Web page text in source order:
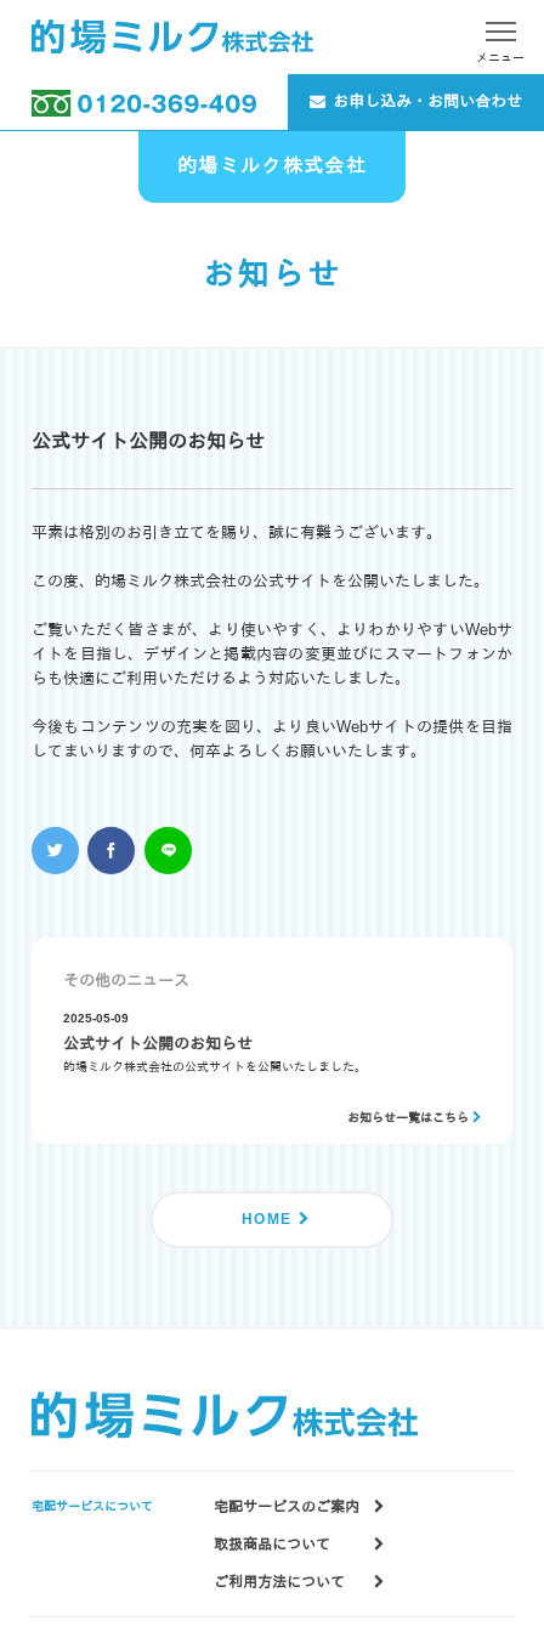
メニュー
お申し込み・お問い合わせ
的場ミルク株式会社
お知らせ
公式サイト公開のお知らせ
平素は格別のお引き立てを賜り、誠に有難うございます。
この度、的場ミルク株式会社の公式サイトを公開いたしました。
ご覧いただく皆さまが、より使いやすく、よりわかりやすいWebサ
イトを目指し、デザインと掲載内容の変更並びにスマートフォンか
らも快適にご利用いただけるよう対応いたしました。
今後もコンテンツの充実を図り、より良いWebサイトの提供を目指
してまいりますので、何卒よろしくお願いいたします。
その他のニュース
2025-05-09
公式サイト公開のお知らせ
的場ミルク株式会社の公式サイトを公開いたしました。
お知らせ一覧はこちら
HOME
宅配サービスについて 宅配サービスのご案内
取扱商品について
ご利用方法について